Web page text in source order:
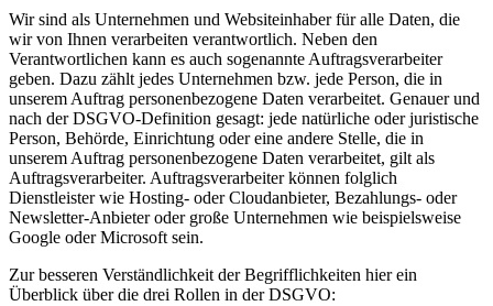
Wir sind als Unternehmen und Websiteinhaber für alle Daten, die
wir von Ihnen verarbeiten verantwortlich. Neben den
Verantwortlichen kann es auch sogenannte Auftragsverarbeiter
geben. Dazu zählt jedes Unternehmen bzw. jede Person, die in
unserem Auftrag personenbezogene Daten verarbeitet. Genauer und
nach der DSGVO-Definition gesagt: jede natürliche oder juristische
Person, Behörde, Einrichtung oder eine andere Stelle, die in
unserem Auftrag personenbezogene Daten verarbeitet, gilt als
Auftragsverarbeiter. Auftragsverarbeiter können folglich
Dienstleister wie Hosting- oder Cloudanbieter, Bezahlungs- oder
Newsletter-Anbieter oder große Unternehmen wie beispielsweise
Google oder Microsoft sein.
Zur besseren Verständlichkeit der Begrifflichkeiten hier ein
Überblick über die drei Rollen in der DSGVO: